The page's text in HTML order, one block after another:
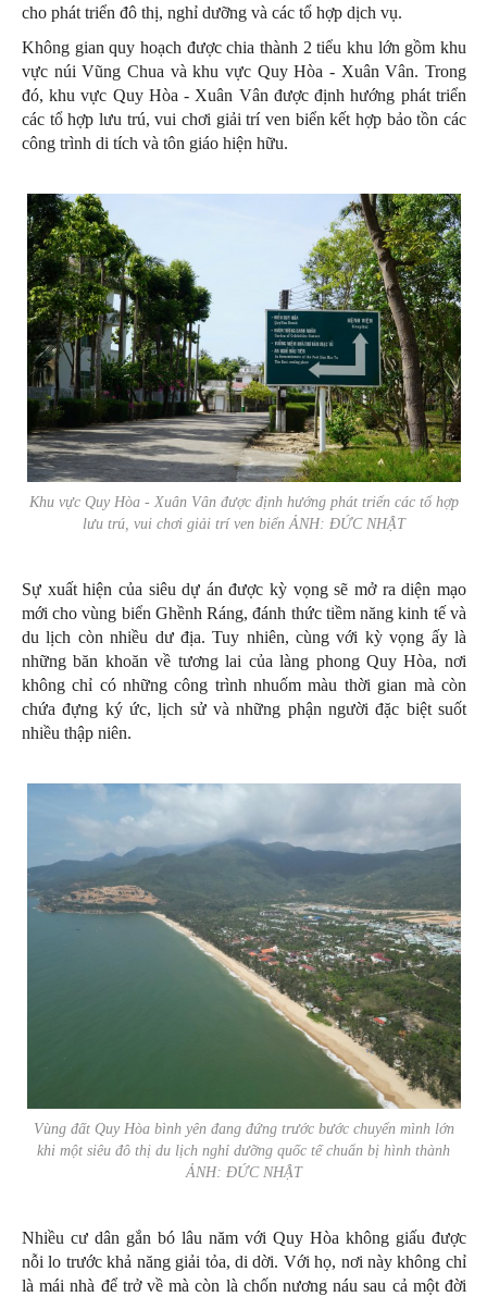
cho phát triển đô thị, nghỉ dưỡng và các tổ hợp dịch vụ.
Không gian quy hoạch được chia thành 2 tiểu khu lớn gồm khu
vực núi Vũng Chua và khu vực Quy Hòa - Xuân Vân. Trong
đó, khu vực Quy Hòa - Xuân Vân được định hướng phát triển
các tổ hợp lưu trú, vui chơi giải trí ven biển kết hợp bảo tồn các
công trình di tích và tôn giáo hiện hữu.
Khu vực Quy Hòa - Xuân Vân được định hướng phát triển các tổ hợp
lưu trú, vui chơi giải trí ven biển ẢNH: ĐỨC NHẬT
Sự xuất hiện của siêu dự án được kỳ vọng sẽ mở ra diện mạo
mới cho vùng biển Ghềnh Ráng, đánh thức tiềm năng kinh tế và
du lịch còn nhiều dư địa. Tuy nhiên, cùng với kỳ vọng ấy là
những băn khoăn về tương lai của làng phong Quy Hòa, nơi
không chỉ có những công trình nhuốm màu thời gian mà còn
chứa đựng ký ức, lịch sử và những phận người đặc biệt suốt
nhiều thập niên.
Vùng đất Quy Hòa bình yên đang đứng trước bước chuyển mình lớn
khi một siêu đô thị du lịch nghỉ dưỡng quốc tế chuẩn bị hình thành
ẢNH: ĐỨC NHẬT
Nhiều cư dân gắn bó lâu năm với Quy Hòa không giấu được
nỗi lo trước khả năng giải tỏa, di dời. Với họ, nơi này không chỉ
là mái nhà để trở về mà còn là chốn nương náu sau cả một đời